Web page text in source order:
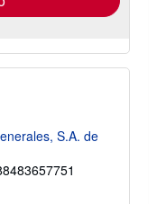
S.A. de